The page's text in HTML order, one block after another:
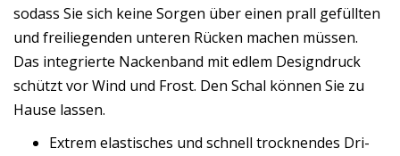
sodass Sie sich keine Sorgen über einen prall gefüllten
und freiliegenden unteren Rücken machen müssen.
Das integrierte Nackenband mit edlem Designdruck
schützt vor Wind und Frost. Den Schal können Sie zu
Hause lassen.
Extrem elastisches und schnell trocknendes Dri-